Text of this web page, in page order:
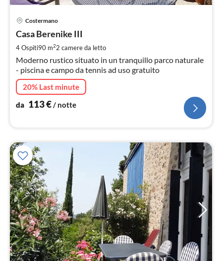
Costermano
Casa Berenike III
4 Ospiti90 m22 camere da letto
Moderno rustico situato in un tranquillo parco naturale
- piscina e campo da tennis ad uso gratuito
20% Last minute
da 113€/ notte